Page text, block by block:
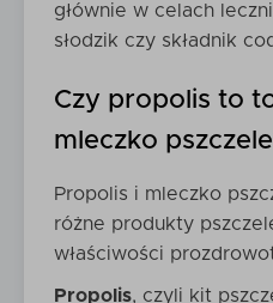
głównie w celach
słodzik czy składnik
Czy propolis to
mleczko
Propolis i mleczko
różne produkty
właściwości
Propolis, czyli kit